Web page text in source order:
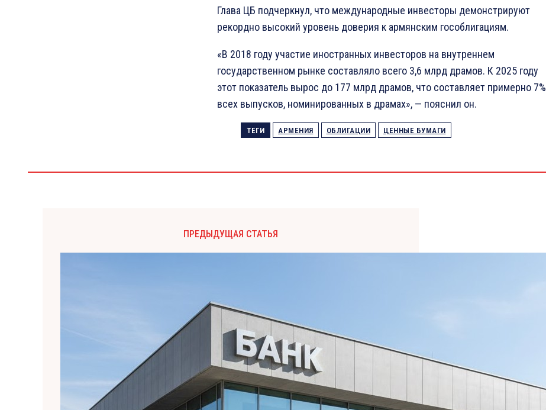
Глава ЦБ подчеркнул, что международные инвесторы демонстрируют
рекордно высокий уровень доверия к армянским гособлигациям.
«В 2018 году участие иностранных инвесторов на внутреннем
государственном рынке составляло всего 3,6 млрд драмов. К 2025 году
этот показатель вырос до 177 млрд драмов, что составляет примерно 7%
всех выпусков, номинированных в драмах», — пояснил он.
ТЕГИ АРМЕНИЯ ОБЛИГАЦИИ ЦЕННЫЕ БУМАГИ
ПРЕДЫДУЩАЯ СТАТЬЯ